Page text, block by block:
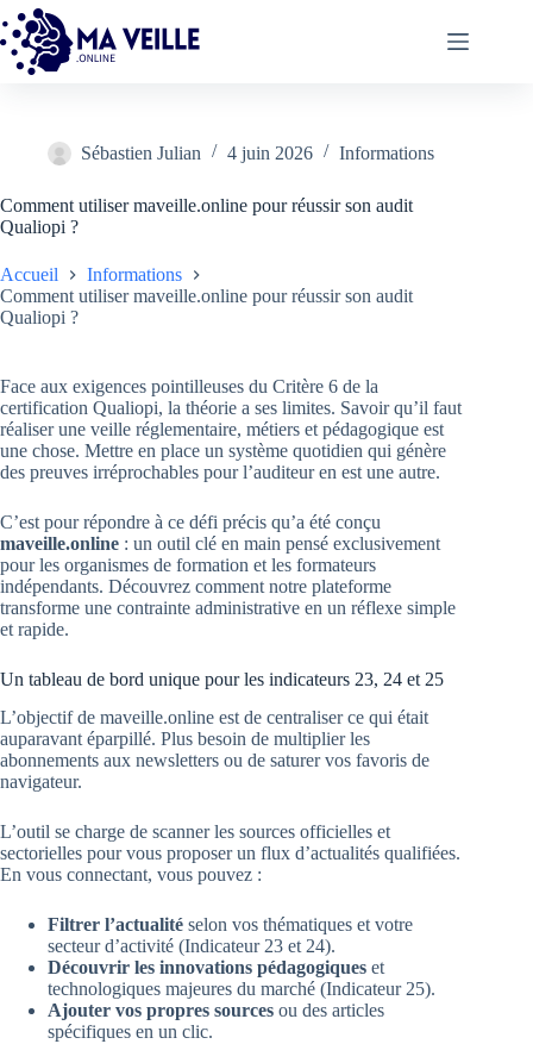
Passer
au
contenu
Sébastien Julian 4 juin 2026 Informations
Comment utiliser maveille.online pour réussir son audit
Qualiopi ?
Accueil
Informations
Comment utiliser maveille.online pour réussir son audit
Qualiopi ?
Face aux exigences pointilleuses du Critère 6 de la
certification Qualiopi, la théorie a ses limites. Savoir qu’il faut
réaliser une veille réglementaire, métiers et pédagogique est
une chose. Mettre en place un système quotidien qui génère
des preuves irréprochables pour l’auditeur en est une autre.
C’est pour répondre à ce défi précis qu’a été conçu
maveille.online : un outil clé en main pensé exclusivement
pour les organismes de formation et les formateurs
indépendants. Découvrez comment notre plateforme
transforme une contrainte administrative en un réflexe simple
et rapide.
Un tableau de bord unique pour les indicateurs 23, 24 et 25
L’objectif de maveille.online est de centraliser ce qui était
auparavant éparpillé. Plus besoin de multiplier les
abonnements aux newsletters ou de saturer vos favoris de
navigateur.
L’outil se charge de scanner les sources officielles et
sectorielles pour vous proposer un flux d’actualités qualifiées.
En vous connectant, vous pouvez :
Filtrer l’actualité selon vos thématiques et votre
secteur d’activité (Indicateur 23 et 24).
Découvrir les innovations pédagogiques et
technologiques majeures du marché (Indicateur 25).
Ajouter vos propres sources ou des articles
spécifiques en un clic.